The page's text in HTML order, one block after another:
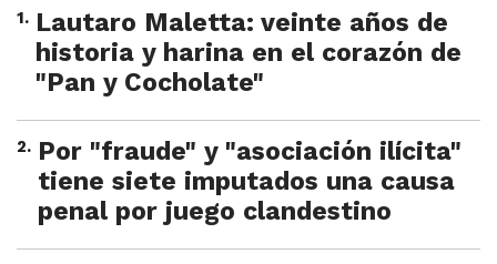
1. Lautaro Maletta: veinte años de
historia y harina en el corazón de
"Pan y Cocholate"
2. Por "fraude" y "asociación ilícita"
tiene siete imputados una causa
penal por juego clandestino